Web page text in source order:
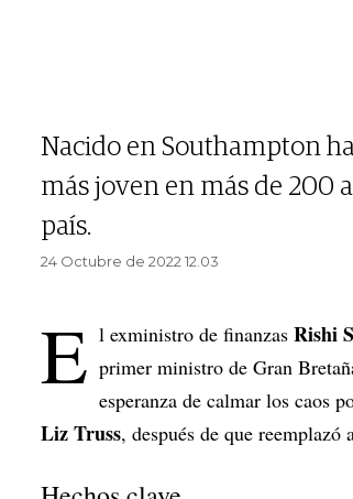
Nacido en Southampton
más joven en más de 200
país.
24 Octubre de 2022 12.03
E l exministro de finanzas Rishi
primer ministro de Gran
esperanza de calmar los caos
Liz Truss, después de que reemplazó